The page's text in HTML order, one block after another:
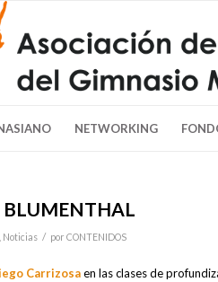
NETWORKING
BLUMENTHAL
Noticias / por CONTENIDOS
Carrizosaen las clases de